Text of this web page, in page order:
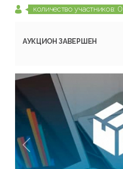
количество участников: 0
АУКЦИОН ЗАВЕРШЕН